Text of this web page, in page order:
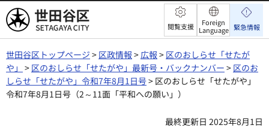
世田谷区 閲覧支援
Foreign
Language 緊急情報
世田谷区トップページ > 区政情報 >広報 > 区のおしらせ「せたが
や」 > 区のおしらせ「せたがや」最新号・バックナンバー > 区のお
しらせ「せたがや」令和7年8月1日号> 区のおしらせ「せたがや」
令和7年8月1日号（2～11面「平和への願い」）
最終更新日 2025年8月1日